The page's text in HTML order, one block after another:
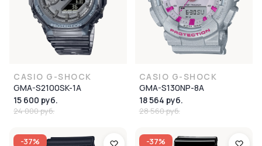
CASIO G-SHOCK
GMA-S2100SK-1A
15 600 руб.
24 000 руб.
CASIO G-SHOCK
GMA-S130NP-8A
18 564 руб.
28 560 руб.
-37% -37%